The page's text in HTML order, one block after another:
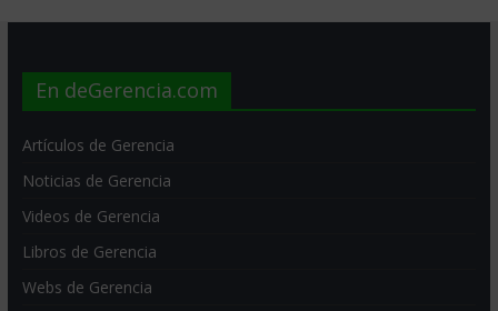
En deGerencia.com
Artículos de Gerencia
Noticias de Gerencia
Videos de Gerencia
Libros de Gerencia
Webs de Gerencia